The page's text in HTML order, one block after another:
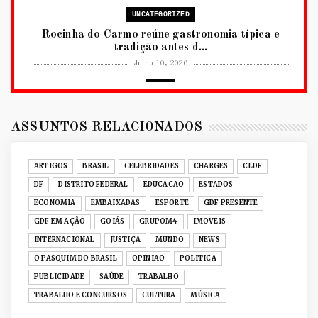
UNCATEGORIZED
Rocinha do Carmo reúne gastronomia típica e
tradição antes d...
Julho 10, 2026
BRASÍLIA COM CULTURA, DIPLOM...
UNCATEGORIZED
Senac-DF leva oficinas gastronômicas à 33ª
Expochê com recei...
Junho 15, 2026
ACERVO DIGITAL
Acervo histórico de O Pasquim ganha novas
edições digitais e...
Junho 14, 2026
GRUPOM4
ASSUNTOS RELACIONADOS
ARTIGOS BRASIL CELEBRIDADES CHARGES CLDF
DF DISTRITO FEDERAL EDUCACAO ESTADOS
ECONOMIA EMBAIXADAS ESPORTE GDF PRESENTE
GDF EM AÇÃO GOIÁS GRUPOM4 IMOVEIS
INTERNACIONAL JUSTIÇA MUNDO NEWS
O PASQUIM DO BRASIL OPINIAO POLITICA
PUBLICIDADE SAÚDE TRABALHO
TRABALHO E CONCURSOS CULTURA MÚSICA